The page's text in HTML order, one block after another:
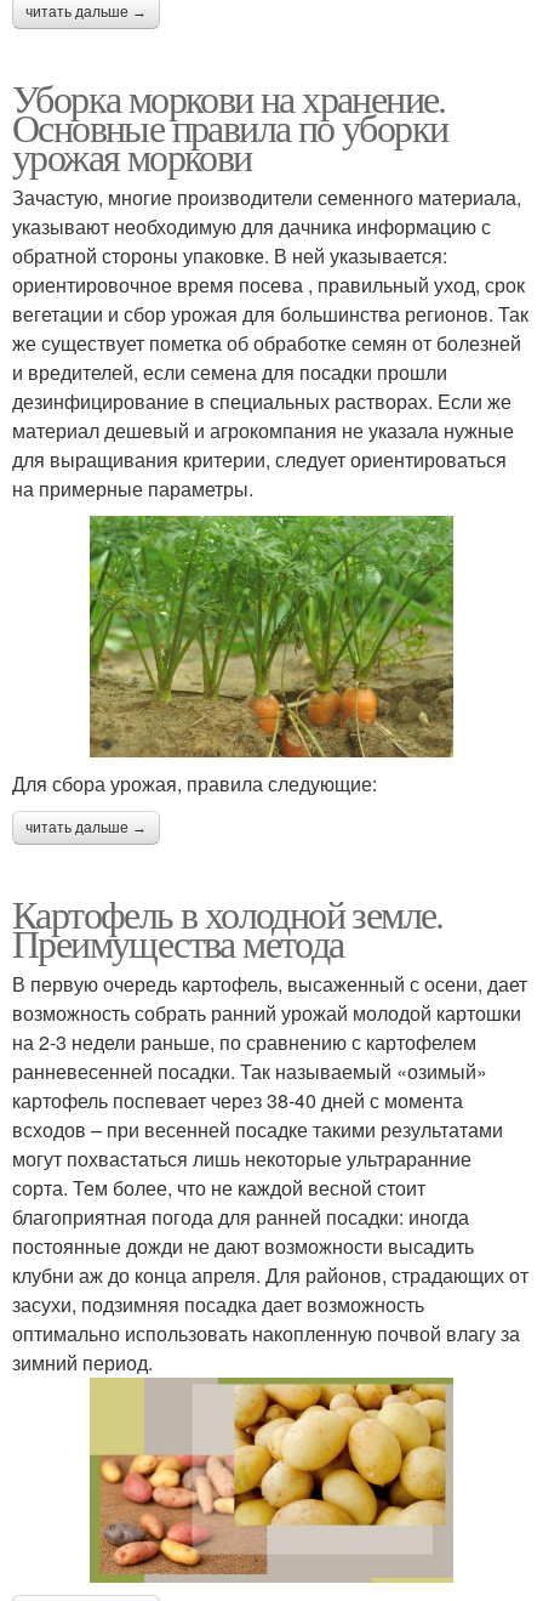
читать дальше →
Уборка моркови на хранение.
Основные правила по уборки
урожая моркови
Зачастую, многие производители семенного материала,
указывают необходимую для дачника информацию с
обратной стороны упаковке. В ней указывается:
ориентировочное время посева , правильный уход, срок
вегетации и сбор урожая для большинства регионов. Так
же существует пометка об обработке семян от болезней
и вредителей, если семена для посадки прошли
дезинфицирование в специальных растворах. Если же
материал дешевый и агрокомпания не указала нужные
для выращивания критерии, следует ориентироваться
на примерные параметры.
Для сбора урожая, правила следующие:
читать дальше →
Картофель в холодной земле.
Преимущества метода
В первую очередь картофель, высаженный с осени, дает
возможность собрать ранний урожай молодой картошки
на 2-3 недели раньше, по сравнению с картофелем
ранневесенней посадки. Так называемый «озимый»
картофель поспевает через 38-40 дней с момента
всходов – при весенней посадке такими результатами
могут похвастаться лишь некоторые ультраранние
сорта. Тем более, что не каждой весной стоит
благоприятная погода для ранней посадки: иногда
постоянные дожди не дают возможности высадить
клубни аж до конца апреля. Для районов, страдающих от
засухи, подзимняя посадка дает возможность
оптимально использовать накопленную почвой влагу за
зимний период.